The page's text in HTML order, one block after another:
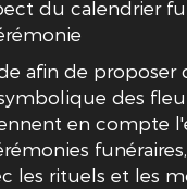
du calendrier
afin de proposer
des
en compte
les rituels et les